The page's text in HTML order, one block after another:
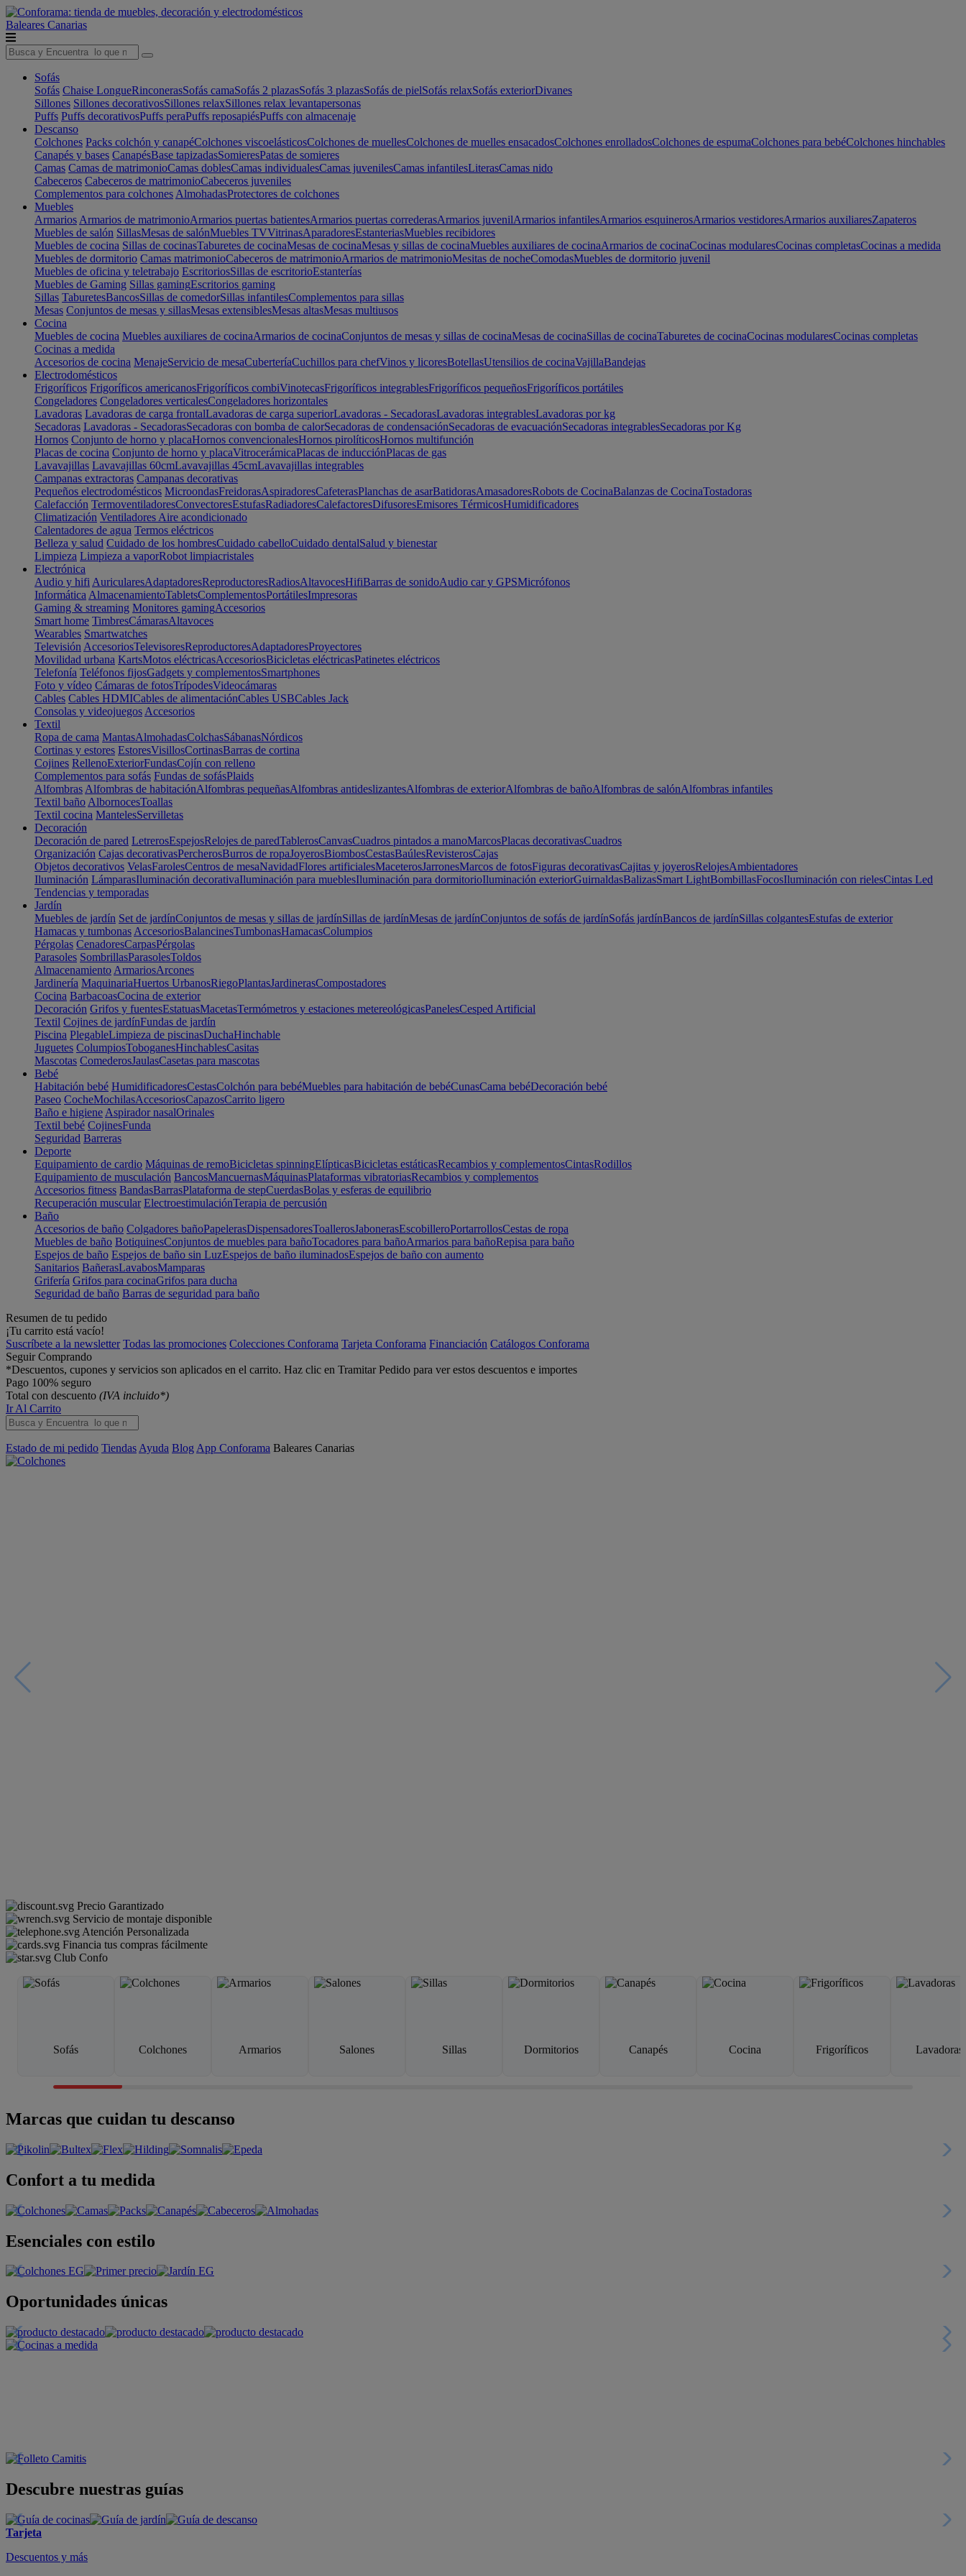
Baleares Canarias
Sofás
Sofás Chaise LongueRinconerasSofás camaSofás 2 plazasSofás 3 plazasSofás de pielSofás relaxSofás exteriorDivanes
Sillones Sillones decorativosSillones relaxSillones relax levantapersonas
Puffs Puffs decorativosPuffs peraPuffs reposapiésPuffs con almacenaje
Descanso
Colchones Packs colchón y canapéColchones viscoelásticosColchones de muellesColchones de muelles ensacadosColchones enrolladosColchones de espumaColchones para bebéColchones hinchables
Canapés y bases CanapésBase tapizadasSomieresPatas de somieres
Camas Camas de matrimonioCamas doblesCamas individualesCamas juvenilesCamas infantilesLiterasCamas nido
Cabeceros Cabeceros de matrimonioCabeceros juveniles
Complementos para colchones AlmohadasProtectores de colchones
Muebles
Armarios Armarios de matrimonioArmarios puertas batientesArmarios puertas correderasArmarios juvenilArmarios infantilesArmarios esquinerosArmarios vestidoresArmarios auxiliaresZapateros
Muebles de salón SillasMesas de salónMuebles TVVitrinasAparadoresEstanteriasMuebles recibidores
Muebles de cocina Sillas de cocinasTaburetes de cocinaMesas de cocinaMesas y sillas de cocinaMuebles auxiliares de cocinaArmarios de cocinaCocinas modularesCocinas completasCocinas a medida
Muebles de dormitorio Camas matrimonioCabeceros de matrimonioArmarios de matrimonioMesitas de nocheComodasMuebles de dormitorio juvenil
Muebles de oficina y teletrabajo EscritoriosSillas de escritorioEstanterías
Muebles de Gaming Sillas gamingEscritorios gaming
Sillas TaburetesBancosSillas de comedorSillas infantilesComplementos para sillas
Mesas Conjuntos de mesas y sillasMesas extensiblesMesas altasMesas multiusos
Cocina
Muebles de cocina Muebles auxiliares de cocinaArmarios de cocinaConjuntos de mesas y sillas de cocinaMesas de cocinaSillas de cocinaTaburetes de cocinaCocinas modularesCocinas completas
Cocinas a medida
Accesorios de cocina MenajeServicio de mesaCuberteríaCuchillos para chefVinos y licoresBotellasUtensilios de cocinaVajillaBandejas
Electrodomésticos
Frigoríficos Frigoríficos americanosFrigoríficos combiVinotecasFrigoríficos integrablesFrigoríficos pequeñosFrigoríficos portátiles
Congeladores Congeladores verticalesCongeladores horizontales
Lavadoras Lavadoras de carga frontalLavadoras de carga superiorLavadoras - SecadorasLavadoras integrablesLavadoras por kg
Secadoras Lavadoras - SecadorasSecadoras con bomba de calorSecadoras de condensaciónSecadoras de evacuaciónSecadoras integrablesSecadoras por Kg
Hornos Conjunto de horno y placaHornos convencionalesHornos pirolíticosHornos multifunción
Placas de cocina Conjunto de horno y placaVitrocerámicaPlacas de inducciónPlacas de gas
Lavavajillas Lavavajillas 60cmLavavajillas 45cmLavavajillas integrables
Campanas extractoras Campanas decorativas
Pequeños electrodomésticos MicroondasFreidorasAspiradoresCafeterasPlanchas de asarBatidorasAmasadoresRobots de CocinaBalanzas de CocinaTostadoras
Calefacción TermoventiladoresConvectoresEstufasRadiadoresCalefactoresDifusoresEmisores TérmicosHumidificadores
Climatización Ventiladores Aire acondicionado
Calentadores de agua Termos eléctricos
Belleza y salud Cuidado de los hombresCuidado cabelloCuidado dentalSalud y bienestar
Limpieza Limpieza a vaporRobot limpiacristales
Electrónica
Audio y hifi AuricularesAdaptadoresReproductoresRadiosAltavocesHifiBarras de sonidoAudio car y GPSMicrófonos
Informática AlmacenamientoTabletsComplementosPortátilesImpresoras
Gaming & streaming Monitores gamingAccesorios
Smart home TimbresCámarasAltavoces
Wearables Smartwatches
Televisión AccesoriosTelevisoresReproductoresAdaptadoresProyectores
Movilidad urbana KartsMotos eléctricasAccesoriosBicicletas eléctricasPatinetes eléctricos
Telefonía Teléfonos fijosGadgets y complementosSmartphones
Foto y vídeo Cámaras de fotosTrípodesVideocámaras
Cables Cables HDMICables de alimentaciónCables USBCables Jack
Consolas y videojuegos Accesorios
Textil
Ropa de cama MantasAlmohadasColchasSábanasNórdicos
Cortinas y estores EstoresVisillosCortinasBarras de cortina
Cojines RellenoExteriorFundasCojín con relleno
Complementos para sofás Fundas de sofásPlaids
Alfombras Alfombras de habitaciónAlfombras pequeñasAlfombras antideslizantesAlfombras de exteriorAlfombras de bañoAlfombras de salónAlfombras infantiles
Textil baño AlbornocesToallas
Textil cocina MantelesServilletas
Decoración
Decoración de pared LetrerosEspejosRelojes de paredTablerosCanvasCuadros pintados a manoMarcosPlacas decorativasCuadros
Organización Cajas decorativasPercherosBurros de ropaJoyerosBiombosCestasBaúlesRevisterosCajas
Objetos decorativos VelasFarolesCentros de mesaNavidadFlores artificialesMaceterosJarronesMarcos de fotosFiguras decorativasCajitas y joyerosRelojesAmbientadores
Iluminación LámparasIluminación decorativaIluminación para mueblesIluminación para dormitorioIluminación exteriorGuirnaldasBalizasSmart LightBombillasFocosIluminación con rielesCintas Led
Tendencias y temporadas
Jardín
Muebles de jardín Set de jardínConjuntos de mesas y sillas de jardínSillas de jardínMesas de jardínConjuntos de sofás de jardínSofás jardínBancos de jardínSillas colgantesEstufas de exterior
Hamacas y tumbonas AccesoriosBalancinesTumbonasHamacasColumpios
Pérgolas CenadoresCarpasPérgolas
Parasoles SombrillasParasolesToldos
Almacenamiento ArmariosArcones
Jardinería MaquinariaHuertos UrbanosRiegoPlantasJardinerasCompostadores
Cocina BarbacoasCocina de exterior
Decoración Grifos y fuentesEstatuasMacetasTermómetros y estaciones metereológicasPanelesCesped Artificial
Textil Cojines de jardínFundas de jardín
Piscina PlegableLimpieza de piscinasDuchaHinchable
Juguetes ColumpiosToboganesHinchablesCasitas
Mascotas ComederosJaulasCasetas para mascotas
Bebé
Habitación bebé HumidificadoresCestasColchón para bebéMuebles para habitación de bebéCunasCama bebéDecoración bebé
Paseo CocheMochilasAccesoriosCapazosCarrito ligero
Baño e higiene Aspirador nasalOrinales
Textil bebé CojinesFunda
Seguridad Barreras
Deporte
Equipamiento de cardio Máquinas de remoBicicletas spinningElípticasBicicletas estáticasRecambios y complementosCintasRodillos
Equipamiento de musculación BancosMancuernasMáquinasPlataformas vibratoriasRecambios y complementos
Accesorios fitness BandasBarrasPlataforma de stepCuerdasBolas y esferas de equilibrio
Recuperación muscular ElectroestimulaciónTerapia de percusión
Baño
Accesorios de baño Colgadores bañoPapelerasDispensadoresToallerosJabonerasEscobilleroPortarrollosCestas de ropa
Muebles de baño BotiquinesConjuntos de muebles para bañoTocadores para bañoArmarios para bañoRepisa para baño
Espejos de baño Espejos de baño sin LuzEspejos de baño iluminadosEspejos de baño con aumento
Sanitarios BañerasLavabosMamparas
Grifería Grifos para cocinaGrifos para ducha
Seguridad de baño Barras de seguridad para baño
Resumen de tu pedido
¡Tu carrito está vacío!
Suscríbete a la newsletter Todas las promociones Colecciones Conforama Tarjeta Conforama Financiación Catálogos Conforama
Seguir Comprando
*Descuentos, cupones y servicios son aplicados en el carrito. Haz clic en Tramitar Pedido para ver estos descuentos e importes
Pago 100% seguro
Total con descuento (IVA incluido*)
Ir Al Carrito
Estado de mi pedido Tiendas Ayuda Blog App Conforama Baleares Canarias
Precio Garantizado
Servicio de montaje disponible
Atención Personalizada
Financia tus compras fácilmente
Club Confo
Sofás Colchones Armarios Salones Sillas Dormitorios Canapés Cocina Frigoríficos Lavadoras
Marcas que cuidan tu descanso
Confort a tu medida
Esenciales con estilo
Oportunidades únicas
Descubre nuestras guías
Tarjeta
Descuentos y más